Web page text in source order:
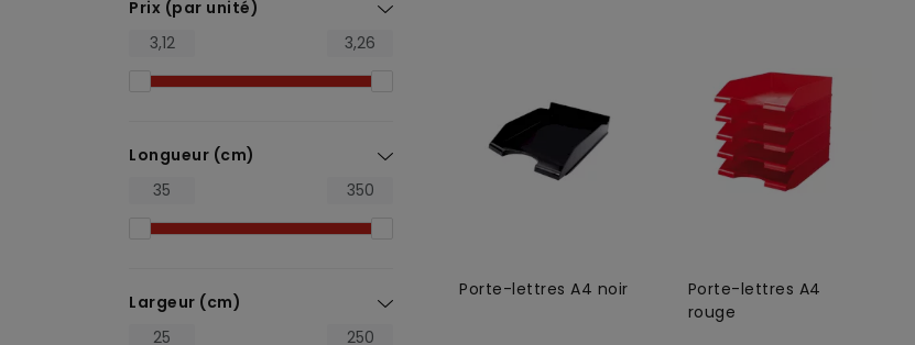
Prix (par unité)
Longueur (cm)
Largeur (cm)
Porte-lettres A4 noir
Porte-lettres A4
rouge